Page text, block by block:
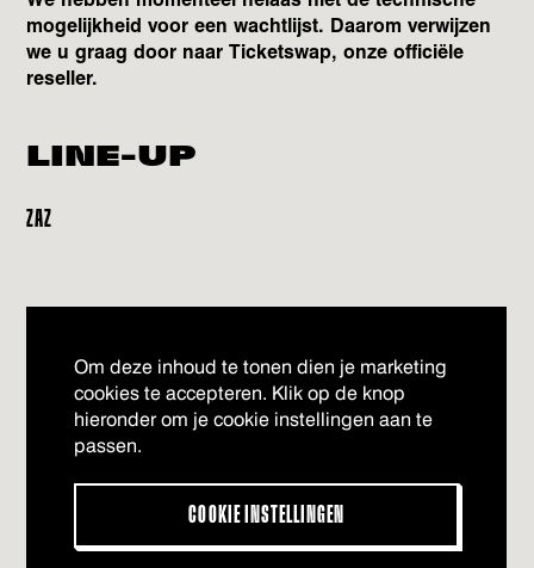
mogelijkheid voor een wachtlijst. Daarom verwijzen
we u graag door naar Ticketswap, onze officiële
reseller.
LINE-UP
ZAZ
Om deze inhoud te tonen dien je marketing
cookies te accepteren. Klik op de knop
hieronder om je cookie instellingen aan te
passen.
COOKIE INSTELLINGEN